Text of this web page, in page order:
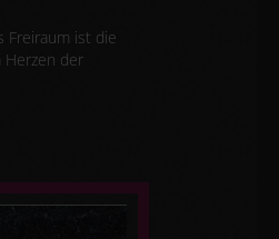
Freiraum ist die
Herzen der